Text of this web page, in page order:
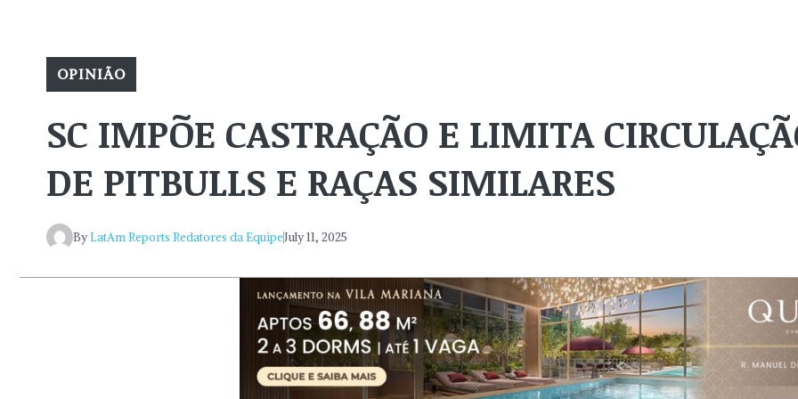
OPINIÃO
SC IMPÕE CASTRAÇÃO E LIMITA
DE PITBULLS E RAÇAS SIMILARES
ByLatAm Reports Redatores da EquipeJuly 11, 2025